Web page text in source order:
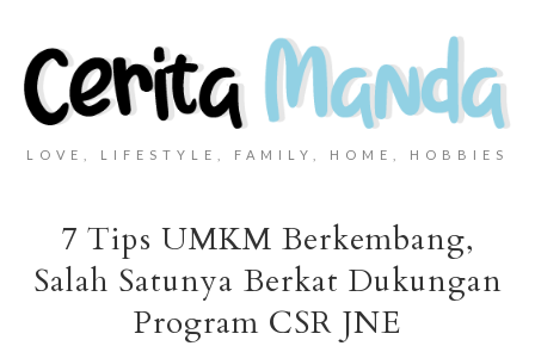
LOVE, LIFESTYLE, FAMILY, HOME, HOBBIES
7 Tips UMKM Berkembang,
Salah Satunya Berkat Dukungan
Program CSR JNE